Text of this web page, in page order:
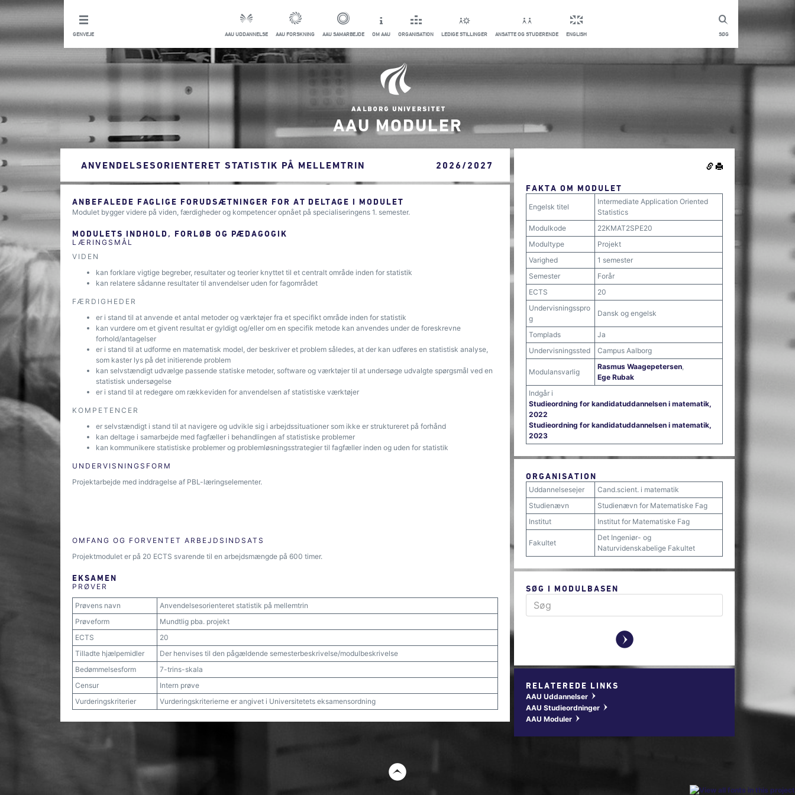
SØG
GENVEJE AAU UDDANNELSE AAU FORSKNING AAU SAMARBEJDE OM AAU ORGANISATION LEDIGE STILLINGER ANSATTE OG STUDERENDE ENGLISH
AAU MODULER
ANVENDELSESORIENTERET STATISTIK PÅ MELLEMTRIN 2026/2027
ANBEFALEDE FAGLIGE FORUDSÆTNINGER FOR AT DELTAGE I MODULET
Modulet bygger videre på viden, færdigheder og kompetencer opnået på specialiseringens 1. semester.
MODULETS INDHOLD, FORLØB OG PÆDAGOGIK
LÆRINGSMÅL
VIDEN
kan forklare vigtige begreber, resultater og teorier knyttet til et centralt område inden for statistik
kan relatere sådanne resultater til anvendelser uden for fagområdet
FÆRDIGHEDER
er i stand til at anvende et antal metoder og værktøjer fra et specifikt område inden for statistik
kan vurdere om et givent resultat er gyldigt og/eller om en specifik metode kan anvendes under de foreskrevne
forhold/antagelser
er i stand til at udforme en matematisk model, der beskriver et problem således, at der kan udføres en statistisk analyse,
som kaster lys på det initierende problem
kan selvstændigt udvælge passende statiske metoder, software og værktøjer til at undersøge udvalgte spørgsmål ved en
statistisk undersøgelse
er i stand til at redegøre om rækkeviden for anvendelsen af statistiske værktøjer
KOMPETENCER
er selvstændigt i stand til at navigere og udvikle sig i arbejdssituationer som ikke er struktureret på forhånd
kan deltage i samarbejde med fagfæller i behandlingen af statistiske problemer
kan kommunikere statistiske problemer og problemløsningsstrategier til fagfæller inden og uden for statistik
UNDERVISNINGSFORM
Projektarbejde med inddragelse af PBL-læringselementer.
OMFANG OG FORVENTET ARBEJDSINDSATS
Projektmodulet er på 20 ECTS svarende til en arbejdsmængde på 600 timer.
EKSAMEN
PRØVER
Prøvens navn
Anvendelsesorienteret statistik på mellemtrin
Prøveform
Mundtlig pba. projekt
ECTS
20
Tilladte hjælpemidler
Der henvises til den pågældende semesterbeskrivelse/modulbeskrivelse
Bedømmelsesform
7-trins-skala
Censur
Intern prøve
Vurderingskriterier
Vurderingskriterierne er angivet i Universitetets eksamensordning
FAKTA OM MODULET
Engelsk titel
Intermediate Application Oriented
Statistics
Modulkode
22KMAT2SPE20
Modultype
Projekt
Varighed
1 semester
Semester
Forår
ECTS
20
Undervisningsspro
g
Dansk og engelsk
Tomplads
Ja
Undervisningssted
Campus Aalborg
Modulansvarlig
Rasmus Waagepetersen,
Ege Rubak
Indgår i
Studieordning for kandidatuddannelsen i matematik,
2022
Studieordning for kandidatuddannelsen i matematik,
2023
ORGANISATION
Uddannelsesejer
Cand.scient. i matematik
Studienævn
Studienævn for Matematiske Fag
Institut
Institut for Matematiske Fag
Fakultet
Det Ingeniør- og
Naturvidenskabelige Fakultet
SØG I MODULBASEN
y
RELATEREDE LINKS
AAU Uddannelser w
AAU Studieordninger w
AAU Moduler w
t